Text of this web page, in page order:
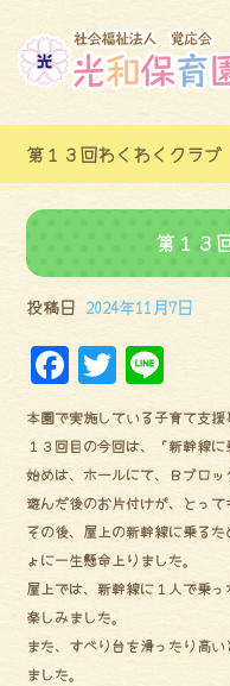
第１３回わくわくクラブ
第１３
投稿日 2024年11月7日
F
a
ce
bo
ok
Tw
it
te
r
ne
本園で実施している子育て支援
１３回目の今回は、「新幹線に
始めは、ホールにて、Ｂブロッ
遊んだ後のお片付けが、とって
その後、屋上の新幹線に乗る
ょに一生懸命上りました。
屋上では、新幹線に１人で乗
楽しみました。
また、すべり台を滑ったり高
ました。